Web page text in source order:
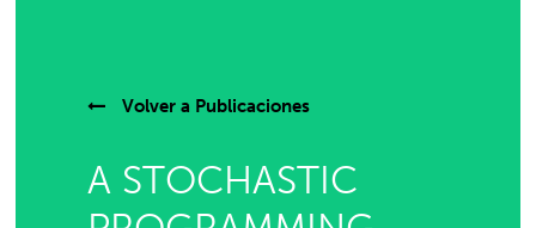
Volver a Publicaciones
A STOCHASTIC